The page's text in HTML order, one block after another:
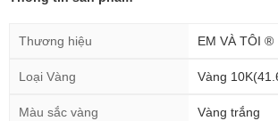
Thương hiệu EM VÀ TÔI ®
Loại Vàng Vàng
Màu sắc vàng Vàng trắng